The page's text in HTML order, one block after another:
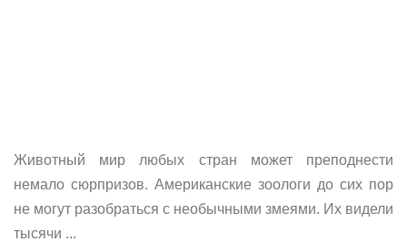
Животный мир любых стран может преподнести
немало сюрпризов. Американские зоологи до сих пор
не могут разобраться с необычными змеями. Их видели
тысячи ...